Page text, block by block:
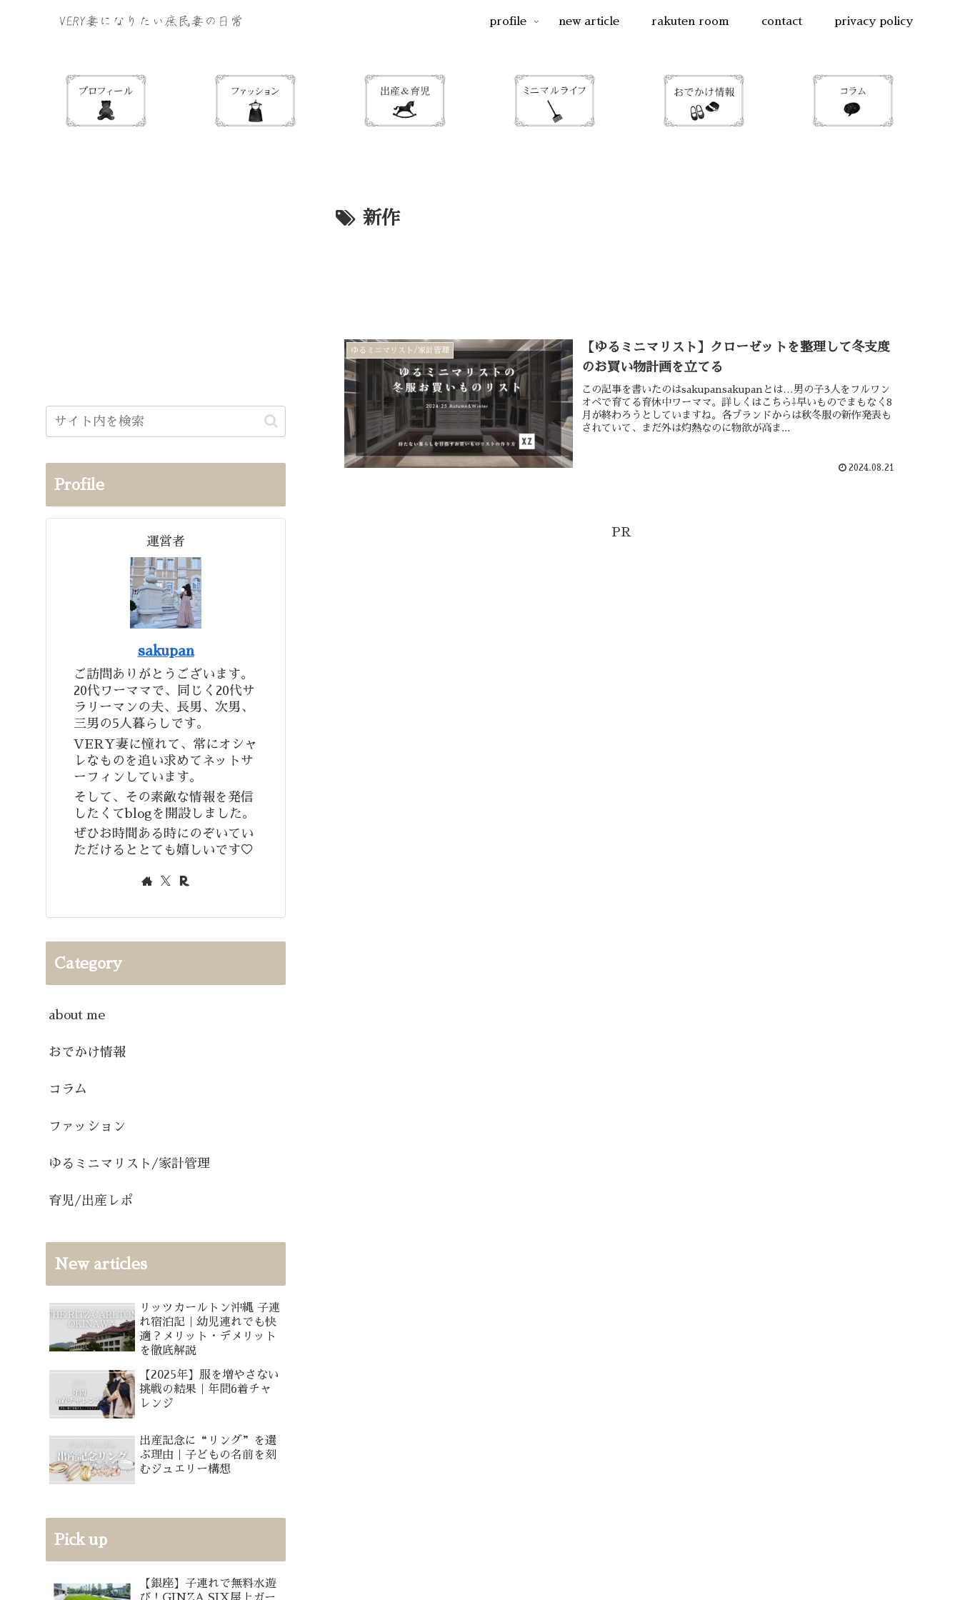
profile new article rakuten room contact privacy policy
新作
ゆるミニマリスト/家計管理
【ゆるミニマリスト】クローゼットを整理して冬支度
のお買い物計画を立てる
この記事を書いたのはsakupansakupanとは…男の子3人をフルワン
オペで育てる育休中ワーママ。詳しくはこちら⇩早いものでまもなく8
月が終わろうとしていますね。各ブランドからは秋冬服の新作発表も
されていて、まだ外は灼熱なのに物欲が高ま...
2024.08.21
PR
Profile
運営者
sakupan
ご訪問ありがとうございます。
20代ワーママで、同じく20代サ
ラリーマンの夫、長男、次男、
三男の5人暮らしです。
VERY妻に憧れて、常にオシャ
レなものを追い求めてネットサ
ーフィンしています。
そして、その素敵な情報を発信
したくてblogを開設しました。
ぜひお時間ある時にのぞいてい
ただけるととても嬉しいです♡
Category
about me
おでかけ情報
コラム
ファッション
ゆるミニマリスト/家計管理
育児/出産レポ
New articles
リッツカールトン沖縄 子連
れ宿泊記｜幼児連れでも快
適？メリット・デメリット
を徹底解説
【2025年】服を増やさない
挑戦の結果｜年間6着チャ
レンジ
出産記念に“リング”を選
ぶ理由｜子どもの名前を刻
むジュエリー構想
Pick up
【銀座】子連れで無料水遊